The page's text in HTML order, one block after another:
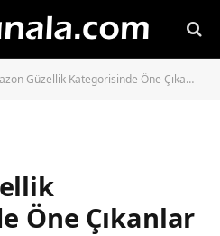
Güzellik Kategorisinde Öne Çıkanlar
Öne Çıkanlar